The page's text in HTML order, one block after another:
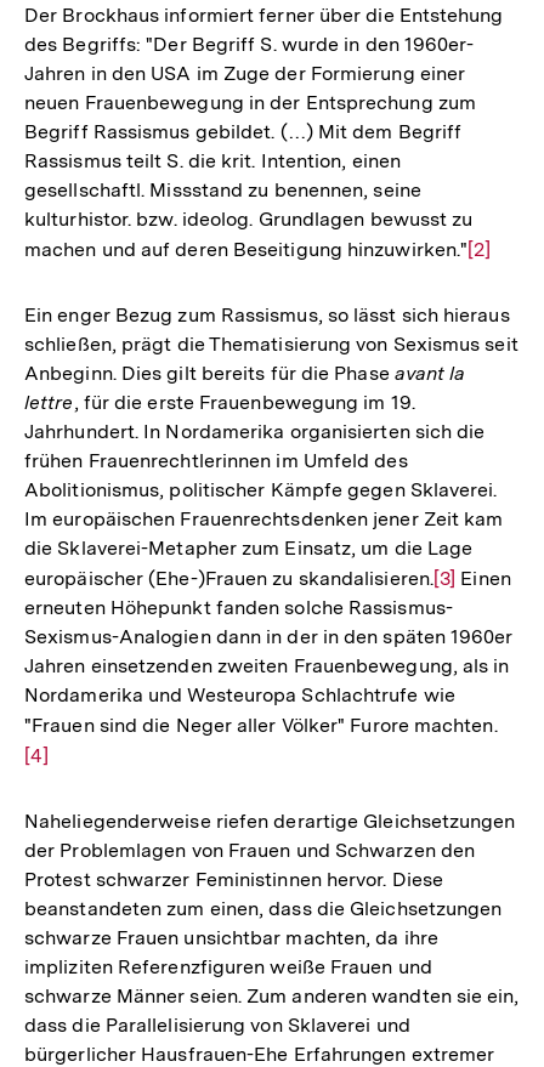
Der Brockhaus informiert ferner über die Entstehung
des Begriffs: "Der Begriff S. wurde in den 1960er-
Jahren in den USA im Zuge der Formierung einer
neuen Frauenbewegung in der Entsprechung zum
Begriff Rassismus gebildet. (…) Mit dem Begriff
Rassismus teilt S. die krit. Intention, einen
gesellschaftl. Missstand zu benennen, seine
kulturhistor. bzw. ideolog. Grundlagen bewusst zu
machen und auf deren Beseitigung hinzuwirken."Zur
der
Fußnote
[2]
Ein enger Bezug zum Rassismus, so lässt sich hieraus
schließen, prägt die Thematisierung von Sexismus seit
Anbeginn. Dies gilt bereits für die Phase avant la
lettre, für die erste Frauenbewegung im 19.
Jahrhundert. In Nordamerika organisierten sich die
frühen Frauenrechtlerinnen im Umfeld des
Abolitionismus, politischer Kämpfe gegen Sklaverei.
Im europäischen Frauenrechtsdenken jener Zeit kam
die Sklaverei-Metapher zum Einsatz, um die Lage
europäischer (Ehe-)Frauen zu skandalisieren.Zur
Auflösung
der
Fußnote
[3] Einen
erneuten Höhepunkt fanden solche Rassismus-
Sexismus-Analogien dann in der in den späten 1960er
Jahren einsetzenden zweiten Frauenbewegung, als in
Nordamerika und Westeuropa Schlachtrufe wie
"Frauen sind die Neger aller Völker" Furore machten.
[4]
Naheliegenderweise riefen derartige Gleichsetzungen
der Problemlagen von Frauen und Schwarzen den
Protest schwarzer Feministinnen hervor. Diese
beanstandeten zum einen, dass die Gleichsetzungen
schwarze Frauen unsichtbar machten, da ihre
impliziten Referenzfiguren weiße Frauen und
schwarze Männer seien. Zum anderen wandten sie ein,
dass die Parallelisierung von Sklaverei und
bürgerlicher Hausfrauen-Ehe Erfahrungen extremer